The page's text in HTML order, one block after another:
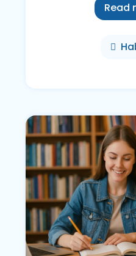
Read